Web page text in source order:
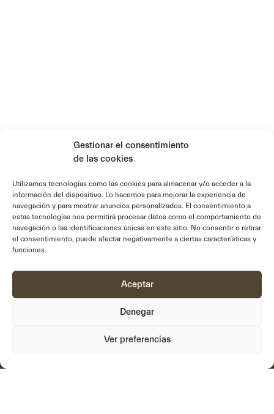
Gestionar el consentimiento
de las cookies
Utilizamos tecnologías como las cookies para almacenar y/o acceder a la
información del dispositivo. Lo hacemos para mejorar la experiencia de
navegación y para mostrar anuncios personalizados. El consentimiento a
estas tecnologías nos permitirá procesar datos como el comportamiento de
navegación o las identificaciones únicas en este sitio. No consentir o retirar
el consentimiento, puede afectar negativamente a ciertas características y
funciones.
Aceptar
Denegar
Ver preferencias
links
Proposito
Vídeos
Proyectos